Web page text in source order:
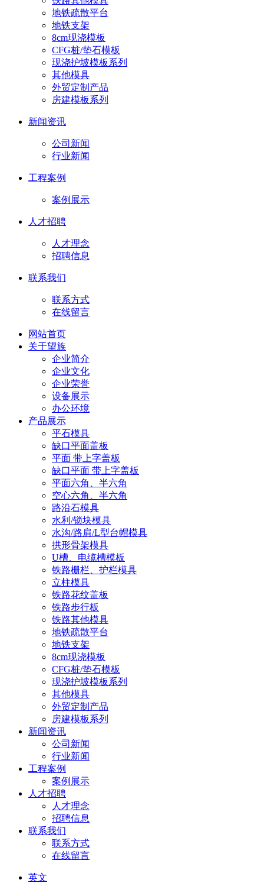
地铁疏散平台
地铁支架
8cm现浇模板
CFG桩/垫石模板
现浇护坡模板系列
其他模具
外贸定制产品
房建模板系列
新闻资讯
公司新闻
行业新闻
工程案例
案例展示
人才招聘
人才理念
招聘信息
联系我们
联系方式
在线留言
网站首页
关于望族
企业简介
企业文化
企业荣誉
设备展示
办公环境
产品展示
平石模具
缺口平面盖板
平面 带上字盖板
缺口平面 带上字盖板
平面六角、半六角
空心六角、半六角
路沿石模具
水利/锁块模具
水沟/路肩/L型台帽模具
拱形骨架模具
U槽、电缆槽模板
铁路栅栏、护栏模具
立柱模具
铁路花纹盖板
铁路步行板
铁路其他模具
地铁疏散平台
地铁支架
8cm现浇模板
CFG桩/垫石模板
现浇护坡模板系列
其他模具
外贸定制产品
房建模板系列
新闻资讯
公司新闻
行业新闻
工程案例
案例展示
人才招聘
人才理念
招聘信息
联系我们
联系方式
在线留言
英文